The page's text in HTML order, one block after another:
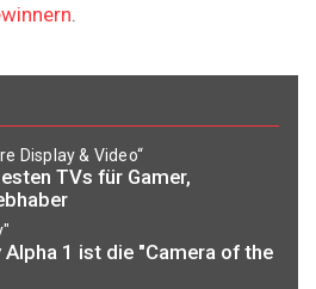
.
Display & Video“
TVs für Gamer,
1 ist die "Camera of the